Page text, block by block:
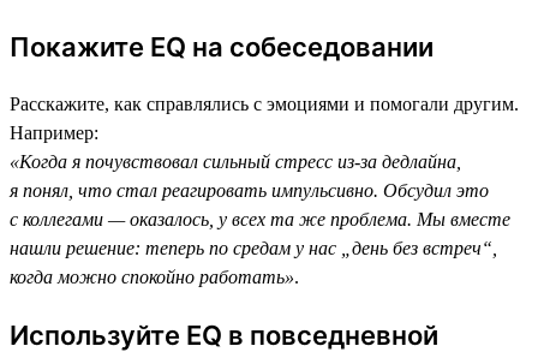
Покажите EQ на собеседовании
Расскажите, как справлялись с эмоциями и помогали другим.
Например:
«Когда я почувствовал сильный стресс из-за дедлайна,
я понял, что стал реагировать импульсивно. Обсудил это
с коллегами — оказалось, у всех та же проблема. Мы вместе
нашли решение: теперь по средам у нас „день без встреч“,
когда можно спокойно работать».
Используйте EQ в повседневной